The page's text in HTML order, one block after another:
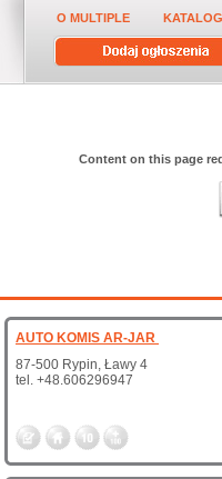
O MULTIPLE
Content on this page
AUTO KOMIS AR-JAR
87-500 Rypin, Ławy 4
tel. +48.606296947